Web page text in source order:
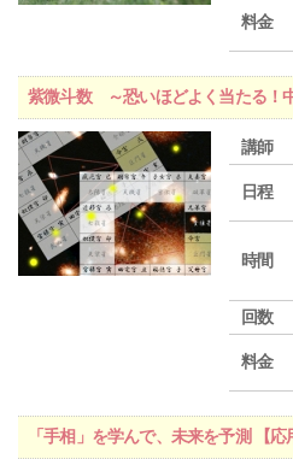
料金
紫微斗数 ～恐いほどよく当たる！
講師
日程
時間
回数
料金
「手相」を学んで、未来を予測 【応